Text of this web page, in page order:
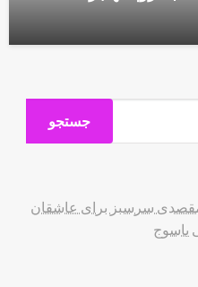
جستجو
سرسبز برای عاشقان
یاسوج